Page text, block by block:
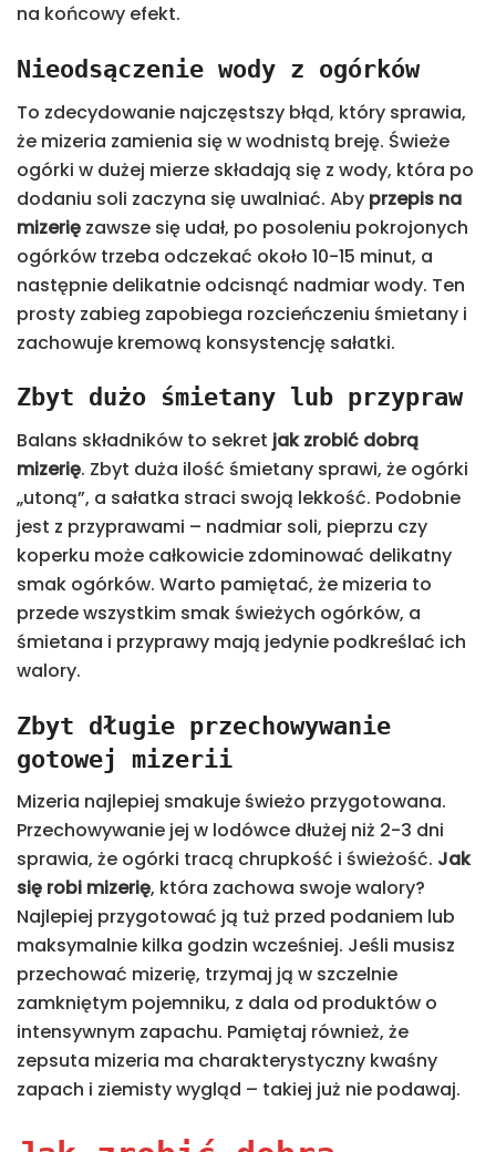
na końcowy efekt.
Nieodsączenie wody z ogórków
To zdecydowanie najczęstszy błąd, który sprawia,
że mizeria zamienia się w wodnistą breję. Świeże
ogórki w dużej mierze składają się z wody, która po
dodaniu soli zaczyna się uwalniać. Aby przepis na
mizerię zawsze się udał, po posoleniu pokrojonych
ogórków trzeba odczekać około 10-15 minut, a
następnie delikatnie odcisnąć nadmiar wody. Ten
prosty zabieg zapobiega rozcieńczeniu śmietany i
zachowuje kremową konsystencję sałatki.
Zbyt dużo śmietany lub przypraw
Balans składników to sekret jak zrobić dobrą
mizerię. Zbyt duża ilość śmietany sprawi, że ogórki
„utoną”, a sałatka straci swoją lekkość. Podobnie
jest z przyprawami – nadmiar soli, pieprzu czy
koperku może całkowicie zdominować delikatny
smak ogórków. Warto pamiętać, że mizeria to
przede wszystkim smak świeżych ogórków, a
śmietana i przyprawy mają jedynie podkreślać ich
walory.
Zbyt długie przechowywanie
gotowej mizerii
Mizeria najlepiej smakuje świeżo przygotowana.
Przechowywanie jej w lodówce dłużej niż 2-3 dni
sprawia, że ogórki tracą chrupkość i świeżość. Jak
się robi mizerię, która zachowa swoje walory?
Najlepiej przygotować ją tuż przed podaniem lub
maksymalnie kilka godzin wcześniej. Jeśli musisz
przechować mizerię, trzymaj ją w szczelnie
zamkniętym pojemniku, z dala od produktów o
intensywnym zapachu. Pamiętaj również, że
zepsuta mizeria ma charakterystyczny kwaśny
zapach i ziemisty wygląd – takiej już nie podawaj.